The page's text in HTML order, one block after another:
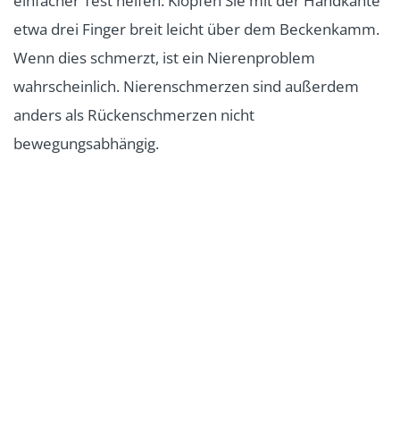
etwa drei Finger breit leicht über dem Beckenkamm.
Wenn dies schmerzt, ist ein Nierenproblem
wahrscheinlich. Nierenschmerzen sind außerdem
anders als Rückenschmerzen nicht
bewegungsabhängig.